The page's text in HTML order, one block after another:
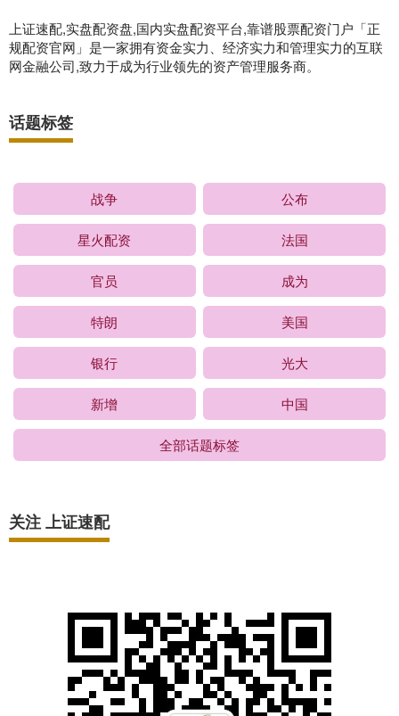
上证速配,实盘配资盘,国内实盘配资平台,靠谱股票配资门户「正
规配资官网」是一家拥有资金实力、经济实力和管理实力的互联
网金融公司,致力于成为行业领先的资产管理服务商。
话题标签
战争 公布
星火配资 法国
官员 成为
特朗 美国
银行 光大
新增 中国
全部话题标签
关注 上证速配